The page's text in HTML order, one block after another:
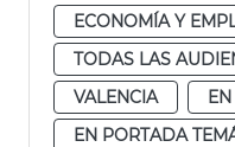
ECONOMÍA Y
TODAS LAS
VALENCIA
EN PORTADA